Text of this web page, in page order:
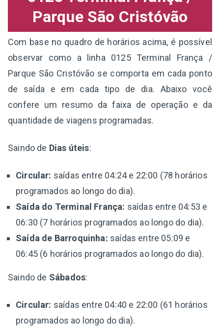
Parque São Cristóvão
Com base no quadro de horários acima, é possível
observar como a linha 0125 Terminal França /
Parque São Cristóvão se comporta em cada ponto
de saída e em cada tipo de dia. Abaixo você
confere um resumo da faixa de operação e da
quantidade de viagens programadas.
Saindo de Dias úteis:
Circular: saídas entre 04:24 e 22:00 (78 horários
programados ao longo do dia).
Saída do Terminal França: saídas entre 04:53 e
06:30 (7 horários programados ao longo do dia).
Saída de Barroquinha: saídas entre 05:09 e
06:45 (6 horários programados ao longo do dia).
Saindo de Sábados:
Circular: saídas entre 04:40 e 22:00 (61 horários
programados ao longo do dia).